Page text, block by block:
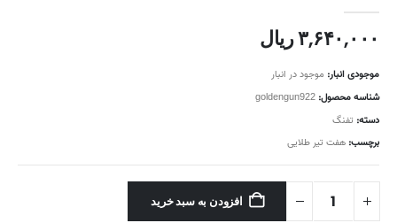
۳,۶۴۰,۰۰۰ریال
موجودی انبار: موجود در انبار
شناسه محصول: goldengun922
دسته: تفنگ
برچسب: هفت تیر طلایی
افزودن به سبد خرید